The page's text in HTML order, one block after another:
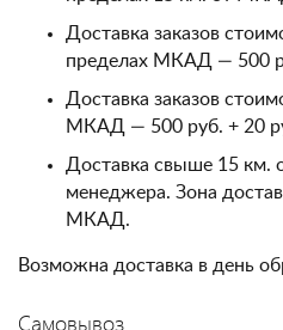
Доставка заказов
пределах МКАД — 500
Доставка заказов
МКАД — 500 руб. + 20
Доставка свыше 15 км.
менеджера. Зона
МКАД.
Возможна доставка в день
Самовывоз